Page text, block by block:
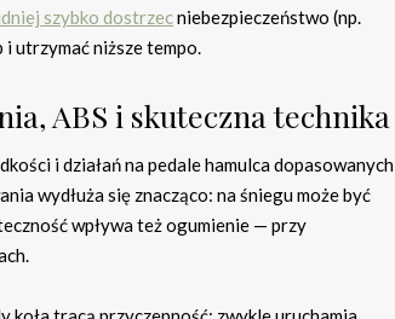
szybko dostrzecniebezpieczeństwo (np.
i utrzymać niższe tempo.
ABS i skuteczna technika
i działań na pedale hamulca dopasowanych
wydłuża się znacząco: na śniegu może być
wpływa też ogumienie — przy